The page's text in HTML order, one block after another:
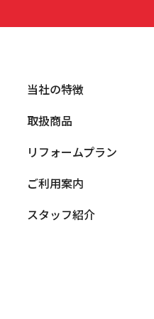
当社の特徴
取扱商品
リフォームプラン
ご利用案内
スタッフ紹介